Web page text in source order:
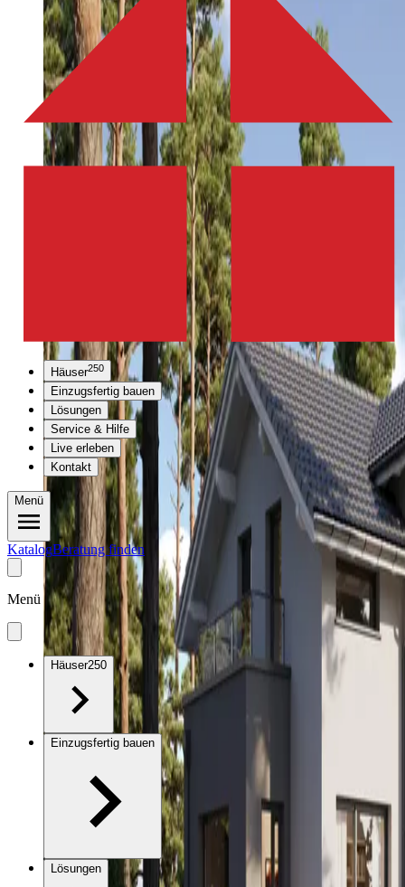
Häuser250
Einzugsfertig bauen
Lösungen
Service & Hilfe
Live erleben
Kontakt
Menü
KatalogBeratung finden
Menü
Häuser250
Einzugsfertig bauen
Lösungen